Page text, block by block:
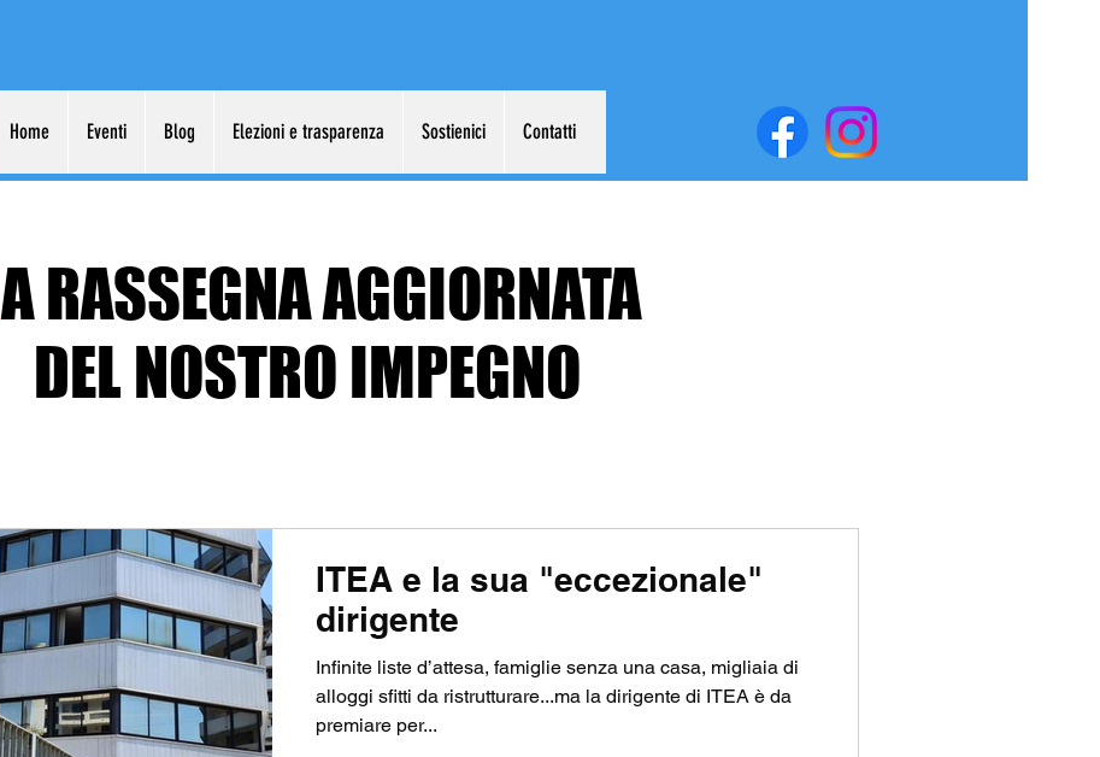
Home Eventi Blog Elezioni e trasparenza Sostienici Contatti
A RASSEGNA AGGIORNATA
DEL NOSTRO IMPEGNO
ITEA e la sua "eccezionale"
dirigente
Infinite liste d’attesa, famiglie senza una casa, migliaia di
alloggi sfitti da ristrutturare...ma la dirigente di ITEA è da
premiare per...